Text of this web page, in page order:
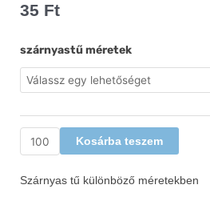
35 Ft
szárnyastű méretek
Szárnyas
tű
mennyiség
Kosárba teszem
Szárnyas tű különböző méretekben